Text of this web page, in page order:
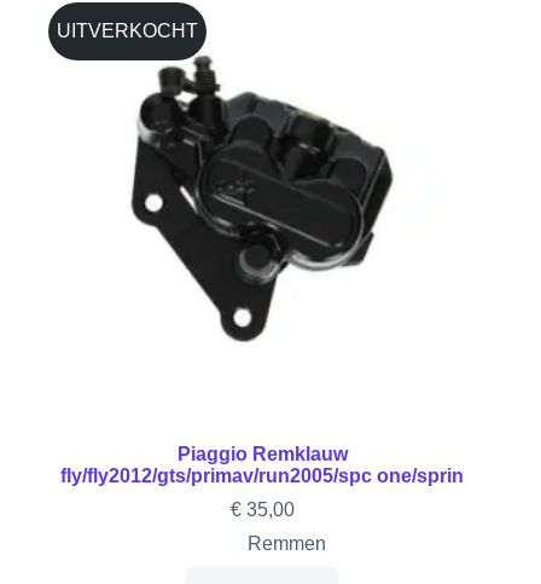
UITVERKOCHT
Piaggio Remklauw
fly/fly2012/gts/primav/run2005/spc one/sprin
€35,00
Remmen